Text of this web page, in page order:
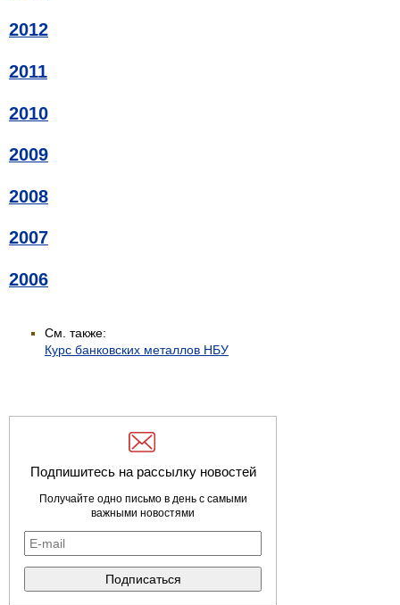
2012
2011
2010
2009
2008
2007
2006
См. также:
Курс банковских металлов НБУ
Подпишитесь на рассылку новостей
Получайте одно письмо в день с самыми
важными новостями